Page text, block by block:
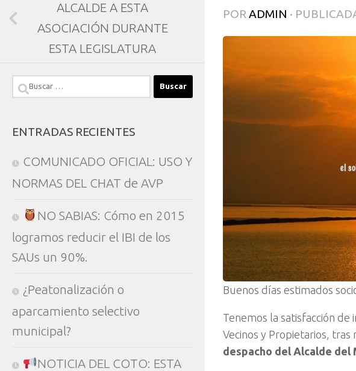
POR ADMIN ·
Buenos días estimados
Tenemos la satisfacción
Vecinos y Propietarios, tras
despacho del Alcalde del
ALCALDE A ESTA
ASOCIACIÓN DURANTE
ESTA LEGISLATURA
Buscar:
ENTRADAS RECIENTES
COMUNICADO OFICIAL: USO Y
NORMAS DEL CHAT de AVP
NO SABIAS: Cómo en 2015
logramos reducir el IBI de los
SAUs un 90%.
¿Peatonalización o
aparcamiento selectivo
municipal?
NOTICIA DEL COTO: ESTA